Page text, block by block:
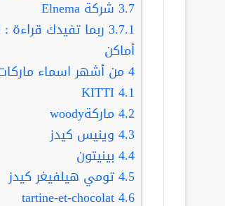
3.7 شركة Elnema
3.7.1
أماكن
4من أشهر اسماء
4.1
4.2ماركةwoody
4.3 وينيس كيدز
4.4 بينيتون
4.5تومي هيلفيغر كيدز
4.6